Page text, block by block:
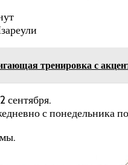
тренировка с
сентября.
с понедельника